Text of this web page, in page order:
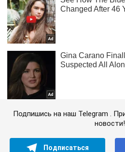
Подпишись на наш Telegram .
новости!
Подписаться